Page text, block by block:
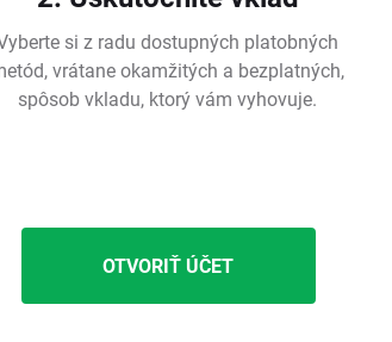
si z radu dostupných platobných
vrátane okamžitých a bezplatných,
spôsob vkladu, ktorý vám vyhovuje.
OTVORIŤ ÚČET